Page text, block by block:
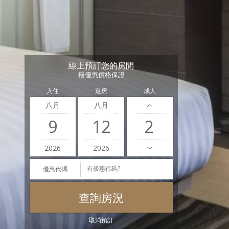
線上預訂您的房間
最優惠價格保證
入住
八月
9
2026
退房
八月
12
2026
成人
優惠代碼
取消預訂